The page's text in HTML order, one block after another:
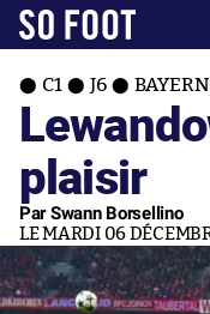
C1 J6
plaisir
Par Swann Borsellino
LE MARDI 06